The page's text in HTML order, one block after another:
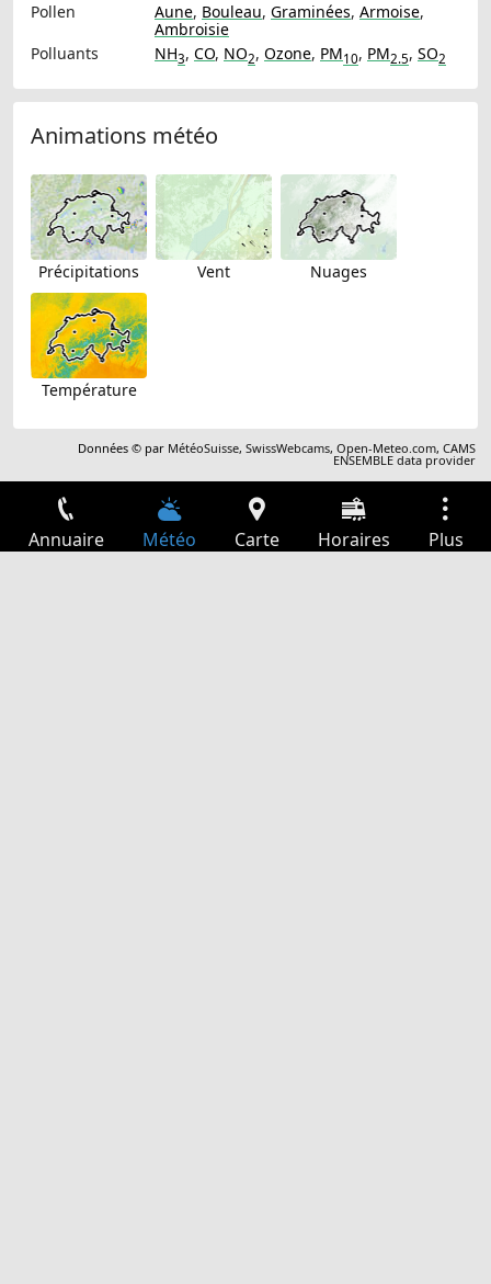
Pollen
Aune, Bouleau, Graminées, Armoise,
Ambroisie
Polluants
NH3, CO, NO2, Ozone, PM10, PM2.5, SO2
Animations météo
Précipitations Vent Nuages
Température
Données © par MétéoSuisse,SwissWebcams,Open-Meteo.com,CAMS
ENSEMBLE data provider
Annuaire Météo Carte Horaires Plus